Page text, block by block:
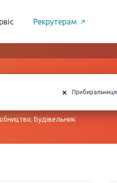
Рекрутерам
× Прибиральниця
,Будівельник